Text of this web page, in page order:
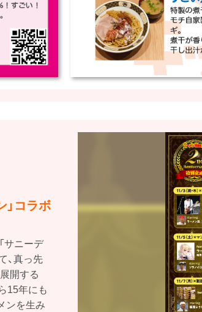
」コラボ
サニーデ
、真っ先
開する
15年にも
ンを生み